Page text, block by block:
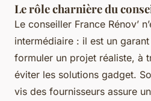
Le rôle charnière du
Le conseiller France Rénov’
intermédiaire : il est un
formuler un projet réaliste, à
éviter les solutions gadget.
vis des fournisseurs assure